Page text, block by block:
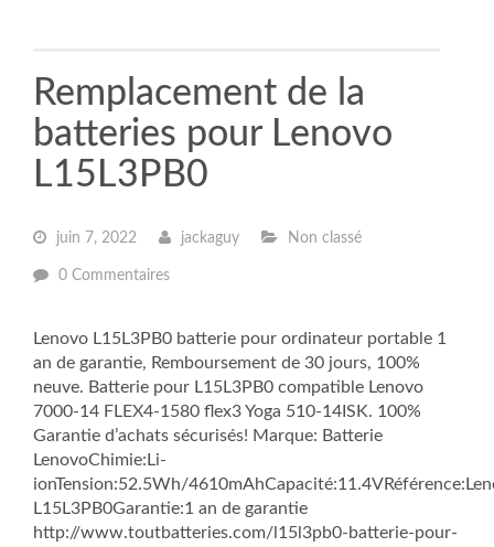
Remplacement de la
batteries pour Lenovo
L15L3PB0
juin 7, 2022 jackaguy Non classé
0 Commentaires
Lenovo L15L3PB0 batterie pour ordinateur portable 1
an de garantie, Remboursement de 30 jours, 100%
neuve. Batterie pour L15L3PB0 compatible Lenovo
7000-14 FLEX4-1580 flex3 Yoga 510-14ISK. 100%
Garantie d’achats sécurisés! Marque: Batterie
LenovoChimie:Li-
ionTension:52.5Wh/
L15L3PB0Garantie:1 an de garantie
http://www.toutbatteries.com/l15l3pb0-batterie-pour-